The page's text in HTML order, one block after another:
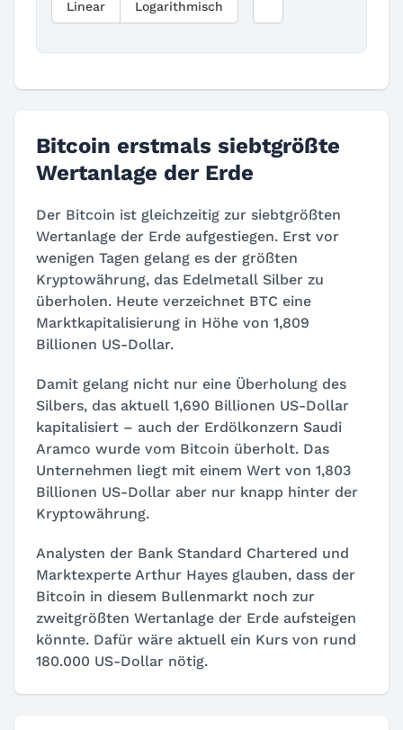
Linear Logarithmisch
Bitcoin erstmals siebtgrößte
Wertanlage der Erde
Der Bitcoin ist gleichzeitig zur siebtgrößten
Wertanlage der Erde aufgestiegen. Erst vor
wenigen Tagen gelang es der größten
Kryptowährung, das Edelmetall Silber zu
überholen. Heute verzeichnet BTC eine
Marktkapitalisierung in Höhe von 1,809
Billionen US-Dollar.
Damit gelang nicht nur eine Überholung des
Silbers, das aktuell 1,690 Billionen US-Dollar
kapitalisiert – auch der Erdölkonzern Saudi
Aramco wurde vom Bitcoin überholt. Das
Unternehmen liegt mit einem Wert von 1,803
Billionen US-Dollar aber nur knapp hinter der
Kryptowährung.
Analysten der Bank Standard Chartered und
Marktexperte Arthur Hayes glauben, dass der
Bitcoin in diesem Bullenmarkt noch zur
zweitgrößten Wertanlage der Erde aufsteigen
könnte. Dafür wäre aktuell ein Kurs von rund
180.000 US-Dollar nötig.